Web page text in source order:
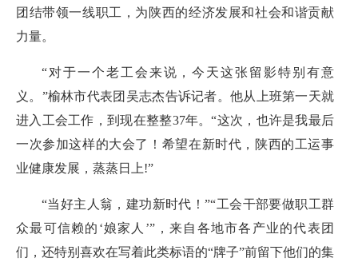
团结带领一线职工，为陕西的经济发展和社会和谐贡献
力量。
“对于一个老工会来说，今天这张留影特别有意
义。”榆林市代表团吴志杰告诉记者。他从上班第一天就
进入工会工作，到现在整整37年。“这次，也许是我最后
一次参加这样的大会了！希望在新时代，陕西的工运事
业健康发展，蒸蒸日上!”
“当好主人翁，建功新时代！”“工会干部要做职工群
众最可信赖的‘娘家人’”，来自各地市各产业的代表团
们，还特别喜欢在写着此类标语的“牌子”前留下他们的集